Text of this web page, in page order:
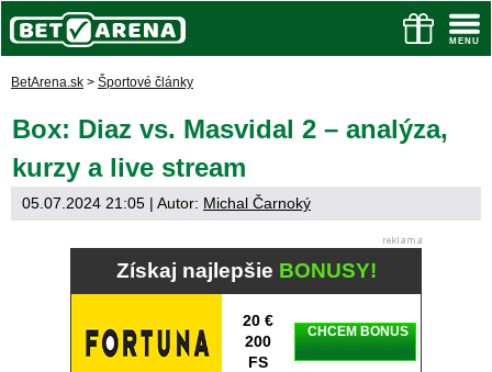
BetArena.sk > Športové články
Box: Diaz vs. Masvidal 2 – analýza,
kurzy a live stream
05.07.2024 21:05 | Autor: Michal Čarnoký
Získaj najlepšie BONUSY!
20 €
200
FS
CHCEM BONUS